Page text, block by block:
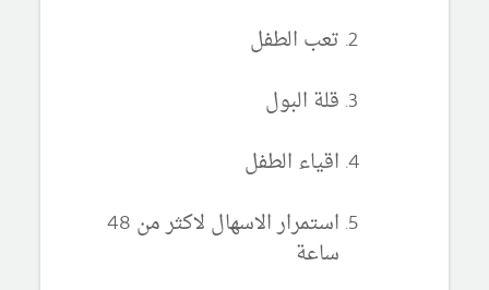
تعب الطفل
قلة البول
اقياء الطفل
استمرار الاسهال لاكثر من 48
ساعة